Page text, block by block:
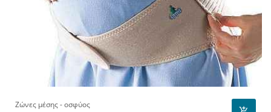
Ζώνες μέσης - οσφύος